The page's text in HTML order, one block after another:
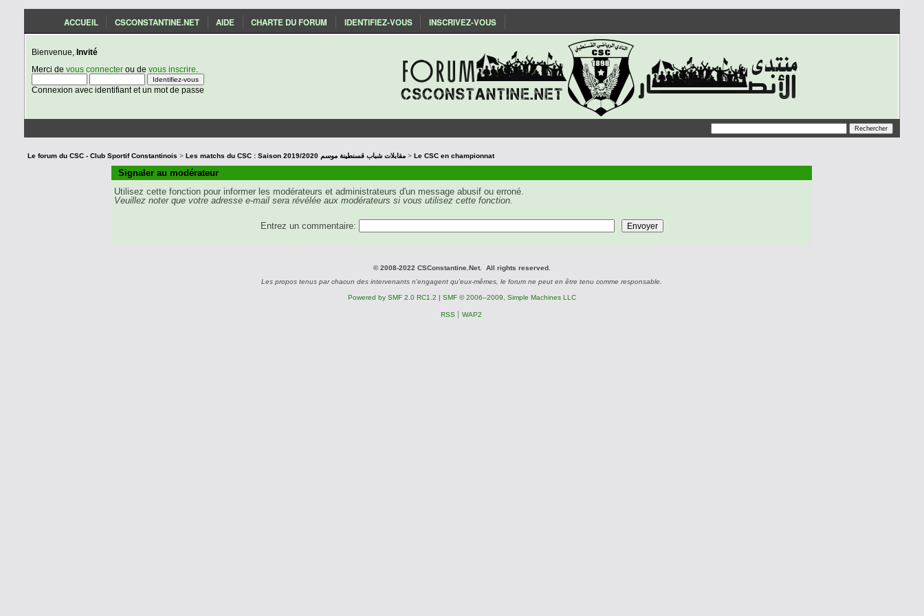
ACCUEIL CSCONSTANTINE.NET AIDE CHARTE DU FORUM IDENTIFIEZ-VOUS INSCRIVEZ-VOUS
Bienvenue, Invité
Merci de vous connecterou de vous inscrire
Connexion avec identifiant et un mot de passe
Le forum du CSC - Club Sportif Constantinois > Les matchs du CSC : Saison 2019/2020 مقابلات شباب قسنطينة موسم >Le CSC en championnat
Signaler au modérateur
Utilisez cette fonction pour informer les modérateurs et administrateurs d'un message abusif ou erroné.
Veuillez noter que votre adresse e-mail sera révélée aux modérateurs si vous utilisez cette fonction.
Entrez un commentaire:
© 2008-2022 CSConstantine.Net. All rights reserved.
Les propos tenus par chacun des intervenants n'engagent qu'eux-mêmes, le forum ne peut en être tenu comme responsable.
Powered by SMF 2.0 RC1.2 | SMF © 2006–2009, Simple Machines LLC
RSS WAP2